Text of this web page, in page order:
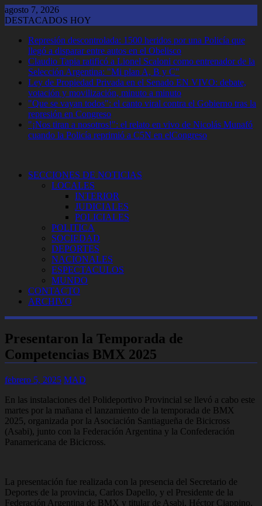
Saltar
al
agosto 7, 2026
DESTACADOS HOY
Represión descontrolada: 1500 heridos por una Policía que
llegó a disparar entre autos en el Obelisco
Claudio Tapia ratificó a Lionel Scaloni como entrenador de la
Selección Argentina: "Mi plan A, B y C"
Ley de Propiedad Privada en el Senado EN VIVO: debate,
votación y movilización, minuto a minuto
"Que se vayan todos": el canto viral contra el Gobierno tras la
represión en Congreso
"¡Nos tiran a nosotros!": el relato en vivo de Nicolás Munafó
cuando la Policía reprimió a C5N en elCongreso
SECCIONES DE NOTICIAS
LOCALES
INTERIOR
JUDICIALES
POLICIALES
POLITICA
SOCIEDAD
DEPORTES
NACIONALES
ESPECTACULOS
MUNDO
CONTACTO
ARCHIVO
Presentaron la Temporada de
Competencias BMX 2025
febrero 5, 2025 MAD
En las instalaciones del Polideportivo Provincial se llevó a cabo este
martes por la mañana el lanzamiento de la temporada de BMX
2025, organizada por la Asociación Santiagueña de Bicicross
(Asabi), junto con la Federación Argentina y la Confederación
Panamericana de Bicicross.
La presentación fue realizada con la presencia del Secretario de
Deportes de la provincia, Carlos Dapello, y el Presidente de la
Federación Argentina de BMX y titular de Asabi, Héctor Ciappino.